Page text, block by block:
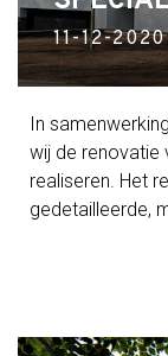
11-12-2020
In
wij de renovatie
realiseren. Het
gedetailleerde,